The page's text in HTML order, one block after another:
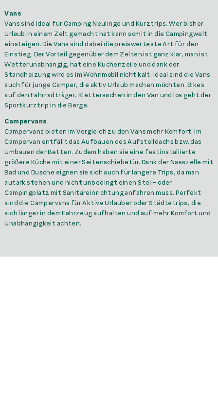
Vans
Vans sind ideal für Camping Neulinge und Kurztrips. Wer bisher
Urlaub in einem Zelt gemacht hat kann somit in die Campingwelt
einsteigen. Die Vans sind dabei die preiswerteste Art für den
Einstieg. Der Vorteil gegenüber dem Zelten ist ganz klar, man ist
Wetterunabhängig, hat eine Küchenzeile und dank der
Standheizung wird es im Wohnmobil nicht kalt. Ideal sind die Vans
auch für junge Camper, die aktiv Urlaub machen möchten. Bikes
auf den Fahrradträger, Klettersachen in den Van und los geht der
Sportkurztrip in die Berge.
Campervans
Campervans bieten im Vergleich zu den Vans mehr Komfort. Im
Campervan entfällt das Aufbauen des Aufstelldachs bzw. das
Umbauen der Betten. Zudem haben sie eine festinstallierte
größere Küche mit einer Seitenschiebetür. Dank der Nasszelle mit
Bad und Dusche eignen sie sich auch für längere Trips, da man
autark stehen und nicht unbedingt einen Stell- oder
Campingplatz mit Sanitäreinrichtung anfahren muss. Perfekt
sind die Campervans für Aktive Urlauber oder Städtetrips, die
sich länger in dem Fahrzeug aufhalten und auf mehr Komfort und
Unabhängigkeit achten.